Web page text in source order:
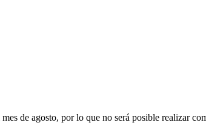
de agosto, por lo que no será posible realizar